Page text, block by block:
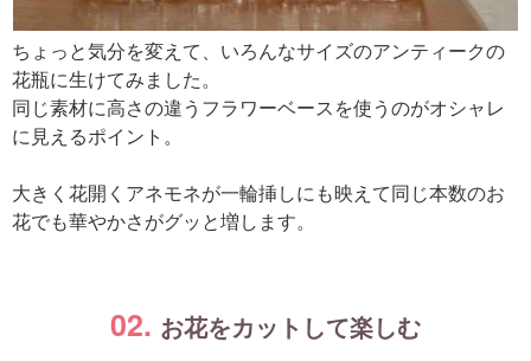
ちょっと気分を変えて、いろんなサイズのアンティークの
花瓶に生けてみました。
同じ素材に高さの違うフラワーベースを使うのがオシャレ
に見えるポイント。
大きく花開くアネモネが一輪挿しにも映えて同じ本数のお
花でも華やかさがグッと増します。
02. お花をカットして楽しむ